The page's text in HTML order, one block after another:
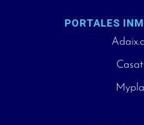
PORTALES